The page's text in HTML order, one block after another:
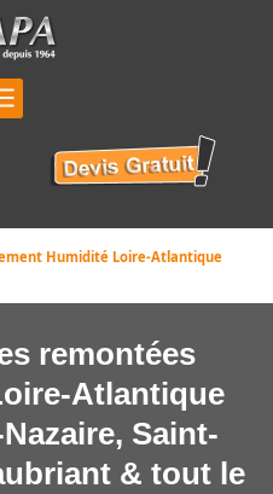
Humidité Loire-Atlantique
remontées
Atlantique
Saint-
& tout le